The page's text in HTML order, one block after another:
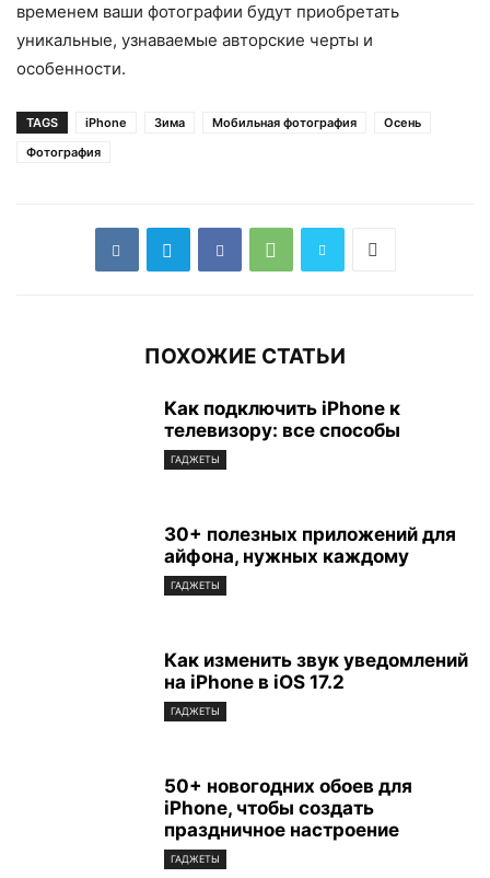
временем ваши фотографии будут приобретать
уникальные, узнаваемые авторские черты и
особенности.
TAGS iPhone Зима Мобильная фотография
Осень
Фотография
ПОХОЖИЕ СТАТЬИ
Как подключить iPhone к
телевизору: все способы
ГАДЖЕТЫ
30+ полезных приложений для
айфона, нужных каждому
ГАДЖЕТЫ
Как изменить звук уведомлений
на iPhone в iOS 17.2
ГАДЖЕТЫ
50+ новогодних обоев для
iPhone, чтобы создать
праздничное настроение
ГАДЖЕТЫ